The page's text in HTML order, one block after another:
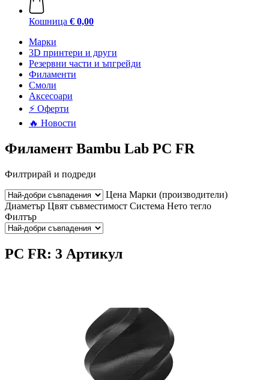
Кошница € 0,00
Mарки
3D принтери и други
Резервни части и ъпгрейди
Филаменти
Смоли
Аксесоари
⚡ Оферти
🔥 Новости
Филамент Bambu Lab PC FR
Филтрирай и подреди
Цена Марки (производители)
Диаметър Цвят съвместимост Система Нето тегло
Филтър
PC FR: 3 Артикул